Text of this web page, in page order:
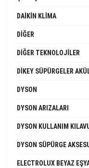
DAIKIN KLIMA
DIĞER
DIĞER TEKNOLOJILER
DIKEY SÜPÜRGELER
DYSON
DYSON ARIZALARI
DYSON KULLANIM
DYSON SÜPÜRGE
ELECTROLUX BEYAZ